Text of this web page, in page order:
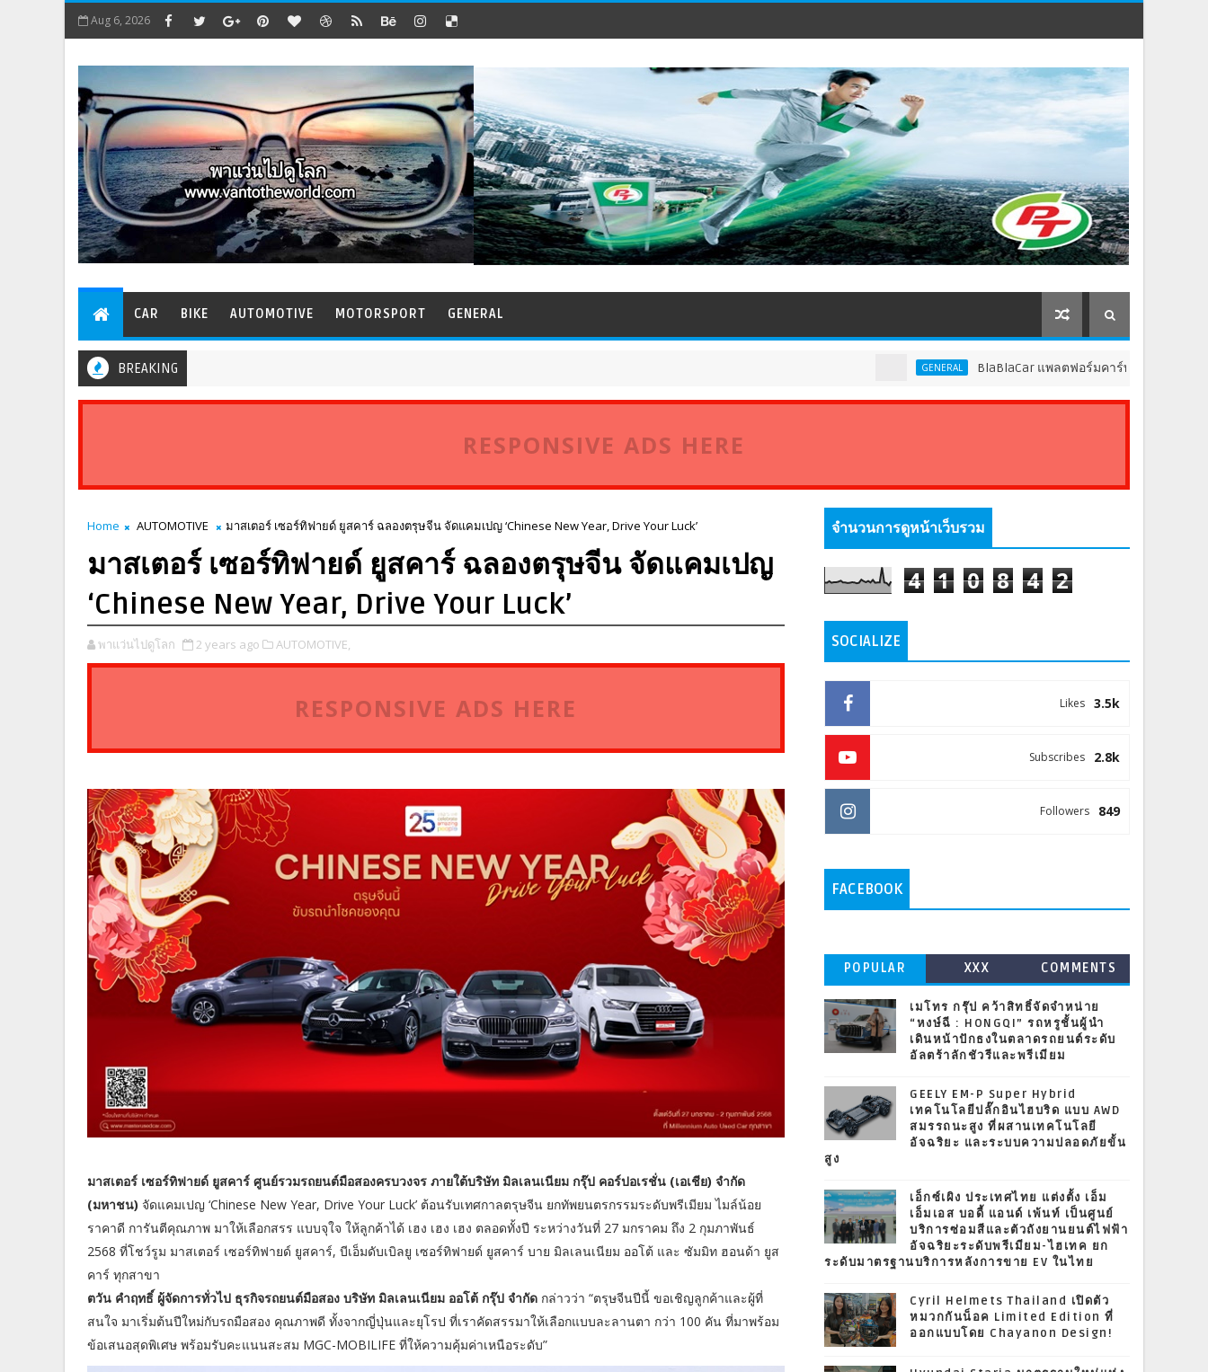
Aug 6, 2026
CAR BIKE AUTOMOTIVE MOTORSPORT GENERAL
BREAKING BlaBlaCar แพลตฟอร์มคาร์พูลชั้นนำระดับโลก ประก
RESPONSIVE ADS HERE
Home AUTOMOTIVE มาสเตอร์ เซอร์ทิฟายด์ ยูสคาร์ ฉลองตรุษจีน จัดแคมเปญ ‘Chinese New Year, Drive Your Luck’
มาสเตอร์ เซอร์ทิฟายด์ ยูสคาร์ ฉลองตรุษจีน จัดแคมเปญ
‘Chinese New Year, Drive Your Luck’
พาแว่นไปดูโลก 2 years ago AUTOMOTIVE,
RESPONSIVE ADS HERE
มาสเตอร์ เซอร์ทิฟายด์ ยูสคาร์ ศูนย์รวมรถยนต์มือสองครบวงจร ภายใต้บริษัท มิลเลนเนียม กรุ๊ป คอร์ปอเรชั่น (เอเชีย) จำกัด
(มหาชน) จัดแคมเปญ ‘Chinese New Year, Drive Your Luck’ ต้อนรับเทศกาลตรุษจีน ยกทัพยนตรกรรมระดับพรีเมียม ไมล์น้อย
ราคาดี การันตีคุณภาพ มาให้เลือกสรร แบบจุใจ ให้ลูกค้าได้ เฮง เฮง เฮง ตลอดทั้งปี ระหว่างวันที่ 27 มกราคม ถึง 2 กุมภาพันธ์
2568 ที่โชว์รูม มาสเตอร์ เซอร์ทิฟายด์ ยูสคาร์, บีเอ็มดับเบิลยู เซอร์ทิฟายด์ ยูสคาร์ บาย มิลเลนเนียม ออโต้ และ ซัมมิท ฮอนด้า ยูส
คาร์ ทุกสาขา
ตวัน คำฤทธิ์ ผู้จัดการทั่วไป ธุรกิจรถยนต์มือสอง บริษัท มิลเลนเนียม ออโต้ กรุ๊ป จำกัด กล่าวว่า “ตรุษจีนปีนี้ ขอเชิญลูกค้าและผู้ที่
สนใจ มาเริ่มต้นปีใหม่กับรถมือสอง คุณภาพดี ทั้งจากญี่ปุ่นและยุโรป ที่เราคัดสรรมาให้เลือกแบบละลานตา กว่า 100 คัน ที่มาพร้อม
ข้อเสนอสุดพิเศษ พร้อมรับคะแนนสะสม MGC-MOBILIFE ที่ให้ความคุ้มค่าเหนือระดับ”
จำนวนการดูหน้าเว็บรวม
4 1 0 8 4 2
SOCIALIZE
3.5k
Likes
2.8k
Subscribes
849
Followers
FACEBOOK
POPULAR XXX COMMENTS
เมโทร กรุ๊ป คว้าสิทธิ์จัดจำหน่าย
“หงษ์ฉี : HONGQI” รถหรูชั้นผู้นำ
เดินหน้าปักธงในตลาดรถยนต์ระดับ
อัลตร้าลักชัวรีและพรีเมียม
GEELY EM-P Super Hybrid
เทคโนโลยีปลั๊กอินไฮบริด แบบ AWD
สมรรถนะสูง ที่ผสานเทคโนโลยี
อัจฉริยะ และระบบความปลอดภัยขั้น
สูง
เอ็กซ์เผิง ประเทศไทย แต่งตั้ง เอ็ม
เอ็มเอส บอดี้ แอนด์ เพ้นท์ เป็นศูนย์
บริการซ่อมสีและตัวถังยานยนต์ไฟฟ้า
อัจฉริยะระดับพรีเมียม-ไฮเทค ยก
ระดับมาตรฐานบริการหลังการขาย EV ในไทย
Cyril Helmets Thailand เปิดตัว
หมวกกันน็อค Limited Edition ที่
ออกแบบโดย Chayanon Design!